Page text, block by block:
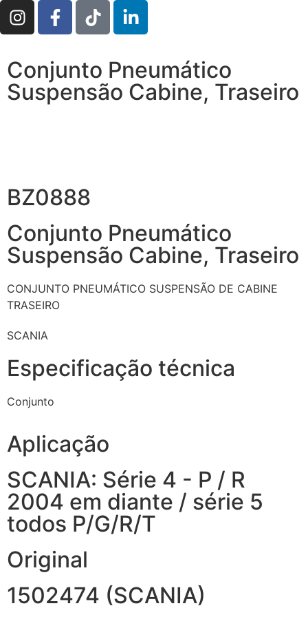
Conjunto Pneumático
Suspensão Cabine, Traseiro
BZ0888
Conjunto Pneumático
Suspensão Cabine, Traseiro
CONJUNTO PNEUMÁTICO SUSPENSÃO DE CABINE
TRASEIRO
SCANIA
Especificação técnica
Conjunto
Aplicação
SCANIA: Série 4 - P / R
2004 em diante / série 5
todos P/G/R/T
Original
1502474 (SCANIA)